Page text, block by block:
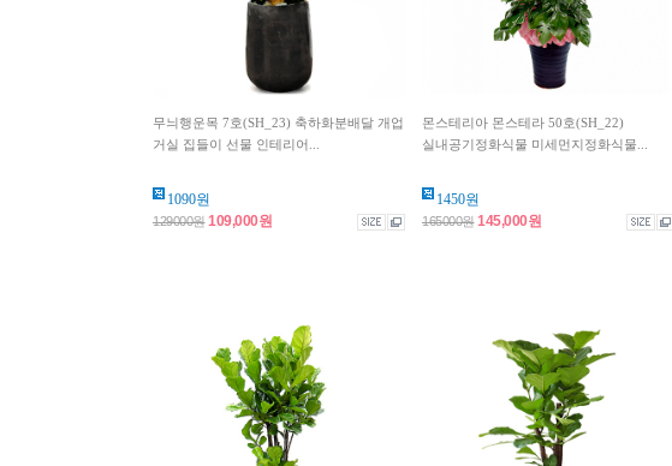
무늬행운목 7호(SH_23) 축하화분배달 개업
거실 집들이 선물 인테리어...
1090원
129000원109,000원
몬스테리아 몬스테라 50호(SH_22)
실내공기정화식물 미세먼지정화식물...
1450원
165000원145,000원